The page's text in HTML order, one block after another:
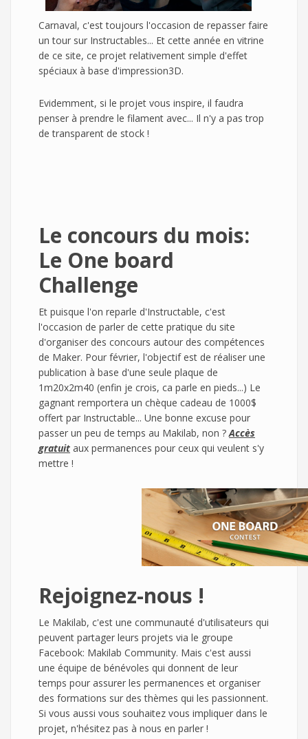
Carnaval, c'est toujours l'occasion de repasser faire
un tour sur Instructables... Et cette année en vitrine
de ce site, ce projet relativement simple d'effet
spéciaux à base d'impression3D.
Evidemment, si le projet vous inspire, il faudra
penser à prendre le filament avec... Il n'y a pas trop
de transparent de stock !
Le concours du mois:
Le One board
Challenge
Et puisque l'on reparle d'Instructable, c'est
l'occasion de parler de cette pratique du site
d'organiser des concours autour des compétences
de Maker. Pour février, l'objectif est de réaliser une
publication à base d'une seule plaque de
1m20x2m40 (enfin je crois, ca parle en pieds...) Le
gagnant remportera un chèque cadeau de 1000$
offert par Instructable... Une bonne excuse pour
passer un peu de temps au Makilab, non ?Accès
gratuit aux permanences pour ceux qui veulent s'y
mettre !
Rejoignez-nous !
Le Makilab, c'est une communauté d'utilisateurs qui
peuvent partager leurs projets via le groupe
Facebook: Makilab Community. Mais c'est aussi
une équipe de bénévoles qui donnent de leur
temps pour assurer les permanences et organiser
des formations sur des thèmes qui les passionnent.
Si vous aussi vous souhaitez vous impliquer dans le
projet, n'hésitez pas à nous en parler !